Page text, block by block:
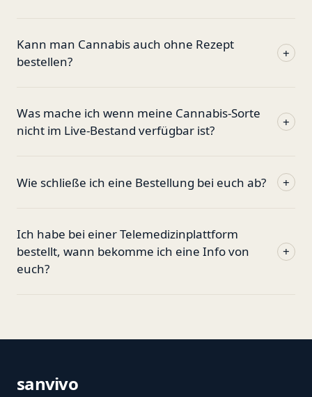
Kann man Cannabis auch ohne Rezept
bestellen?
+
Was mache ich wenn meine Cannabis-Sorte
nicht im Live-Bestand verfügbar ist?
+
Wie schließe ich eine Bestellung bei euch ab? +
Ich habe bei einer Telemedizinplattform
bestellt, wann bekomme ich eine Info von
euch?
+
sanvivo